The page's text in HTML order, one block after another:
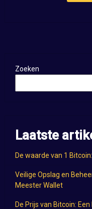
Zoeken
Laatste
De waarde van 1
Veilige Opslag en
Meester Wallet
De Prijs van Bitcoin: